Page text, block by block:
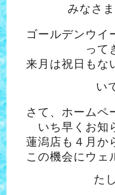
みなさ
ゴールデンウイ
って
来月は祝日もな
い
さて、ホームペ
いち早くお知
蓮潟店も４月か
この機会にウェ
た